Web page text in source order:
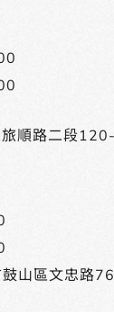
順路二段
山區文忠路